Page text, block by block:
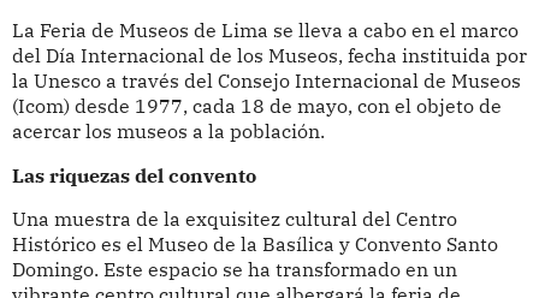
La Feria de Museos de Lima se lleva a cabo en el marco
del Día Internacional de los Museos, fecha instituida por
la Unesco a través del Consejo Internacional de Museos
(Icom) desde 1977, cada 18 de mayo, con el objeto de
acercar los museos a la población.
Las riquezas del convento
Una muestra de la exquisitez cultural del Centro
Histórico es el Museo de la Basílica y Convento Santo
Domingo. Este espacio se ha transformado en un